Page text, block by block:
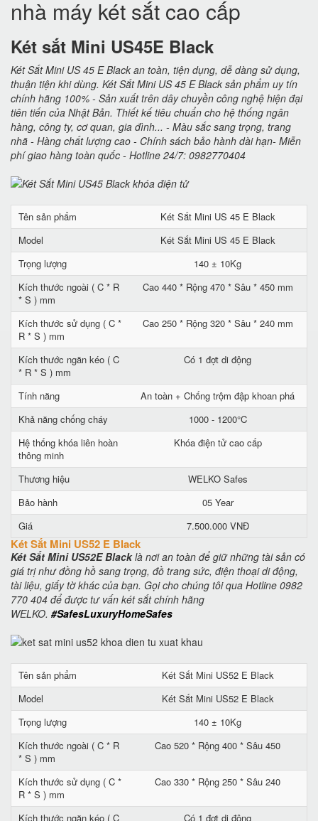
nhà máy két sắt cao cấp
Két sắt Mini US45E Black
Két Sắt Mini US 45 E Black an toàn, tiện dụng, dễ dàng sử dụng,
thuận tiện khi dùng. Két Sắt Mini US 45 E Black sản phẩm uy tín
chính hãng 100% - Sản xuất trên dây chuyền công nghệ hiện đại
tiên tiến của Nhật Bản. Thiết kế tiêu chuẩn cho hệ thống ngân
hàng, công ty, cơ quan, gia đình... - Màu sắc sang trọng, trang
nhã - Hàng chất lượng cao - Chính sách bảo hành dài hạn- Miễn
phí giao hàng toàn quốc - Hotline 24/7: 0982770404
Tên sản phẩm
Két Sắt Mini US 45 E Black
Model
Két Sắt Mini US 45 E Black
Trọng lượng
140 ± 10Kg
Kích thước ngoài ( C * R
* S ) mm
Cao 440 * Rộng 470 * Sâu * 450 mm
Kích thước sử dụng ( C *
R * S ) mm
Cao 250 * Rộng 320 * Sâu * 240 mm
Kích thước ngăn kéo ( C
* R * S ) mm
Có 1 đợt di động
Tính năng
An toàn + Chống trộm đập khoan phá
Khả năng chống cháy
1000 - 1200°C
Hệ thống khóa liên hoàn
thông minh
Khóa điện tử cao cấp
Thương hiệu
WELKO Safes
Bảo hành
05 Year
Giá
7.500.000 VNĐ
Két Sắt Mini US52 E Black
Két Sắt Mini US52E Blacklà nơi an toàn để giữ những tài sản có
giá trị như đồng hồ sang trọng, đồ trang sức, điện thoại di động,
tài liệu, giấy tờ khác của bạn. Gọi cho chúng tôi qua Hotline 0982
770 404 để được tư vấn két sắt chính hãng
WELKO. #SafesLuxuryHomeSafes
Tên sản phẩm
Két Sắt Mini US52 E Black
Model
Két Sắt Mini US52 E Black
Trọng lượng
140 ± 10Kg
Kích thước ngoài ( C * R
* S ) mm
Cao 520 * Rộng 400 * Sâu 450
Kích thước sử dụng ( C *
R * S ) mm
Cao 330 * Rộng 250 * Sâu 240
Kích thước ngăn kéo ( C Có 1 đợt di động